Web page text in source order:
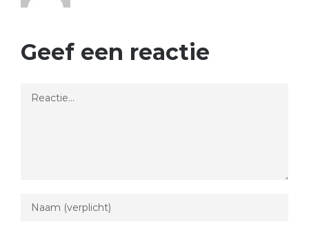
Geef een reactie